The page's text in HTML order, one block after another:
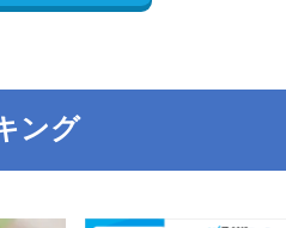
ング